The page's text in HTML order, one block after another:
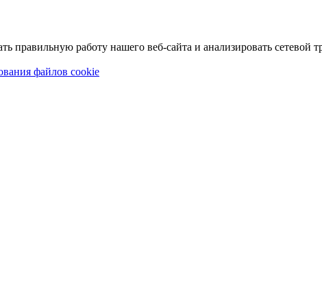
правильную работу нашего веб-сайта и анализировать сетевой
файлов cookie